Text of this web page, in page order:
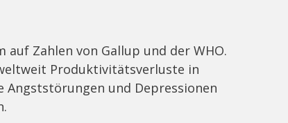
Zahlen von Gallup und der WHO.
Produktivitätsverluste in
Angststörungen und Depressionen